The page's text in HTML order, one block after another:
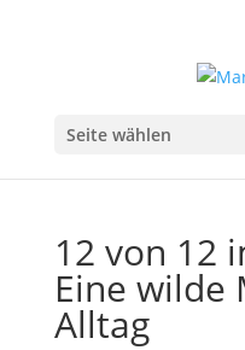
Seite wählen
12 von 12
Eine wilde
Alltag